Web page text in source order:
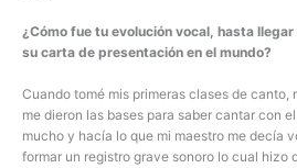
¿Cómo fue tu evolución vocal, hasta
su carta de presentación en el mundo?
Cuando tomé mis primeras clases de canto,
me dieron las bases para saber cantar con
mucho y hacía lo que mi maestro me decía
formar un registro grave sonoro lo cual hizo